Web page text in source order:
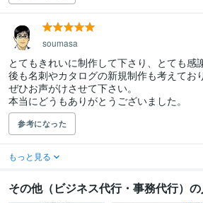
soumasa
とてもきれいに制作して下さり、とても感
後も名刺やカタログの新規制作も考えてお
ぜひお声がけさせて下さい。
本当にどうもありがとうございました。
参考になった
もっと見る
その他（ビジネス代行・事務代行）